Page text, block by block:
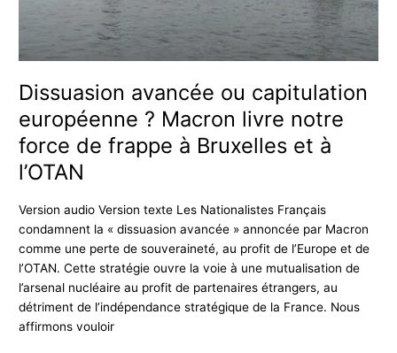
Dissuasion avancée ou capitulation
européenne ? Macron livre notre
force de frappe à Bruxelles et à
l’OTAN
Version audio Version texte Les Nationalistes Français
condamnent la « dissuasion avancée » annoncée par Macron
comme une perte de souveraineté, au profit de l’Europe et de
l’OTAN. Cette stratégie ouvre la voie à une mutualisation de
l’arsenal nucléaire au profit de partenaires étrangers, au
détriment de l’indépendance stratégique de la France. Nous
affirmons vouloir
notre
force
frappe
Bruxelles
et
à